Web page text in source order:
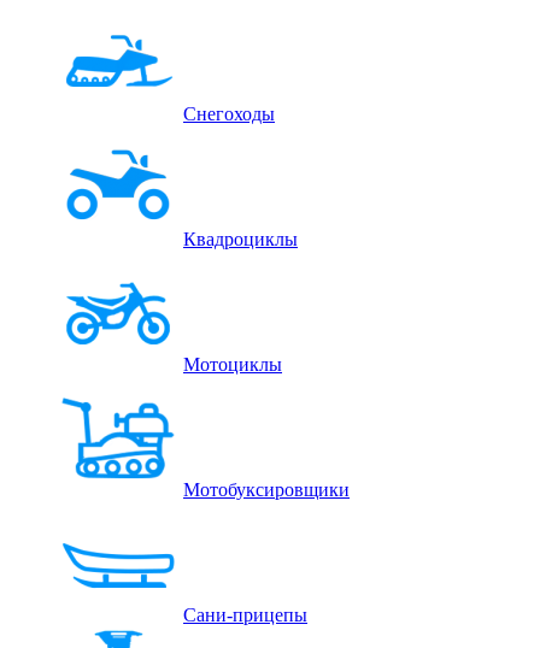
Снегоходы
Квадроциклы
Мотоциклы
Мотобуксировщики
Сани-прицепы